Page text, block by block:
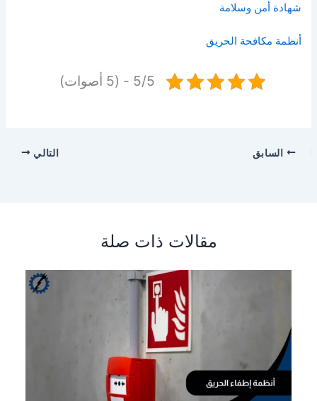
شهادة أمن وسلامة
أنظمة مكافحة الحريق
5/5 - (5 أصوات)
السابق التالي
مقالات ذات صلة